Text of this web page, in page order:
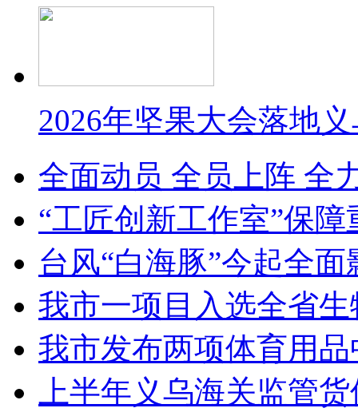
2026年坚果大会落地
全面动员 全员上阵 全
“工匠创新工作室”保
台风“白海豚”今起全面
我市一项目入选全省
我市发布两项体育用
上半年义乌海关监管